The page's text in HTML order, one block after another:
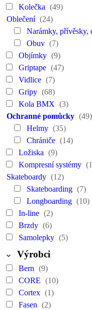
Kolečka (49)
Oblečení (24)
Narámky, přívěsky,
Obuv (7)
Objímky (9)
Griptape (47)
Vidlice (7)
Gripy (68)
Kola BMX (3)
Ochranné pomůcky (49)
Helmy (35)
Chrániče (14)
Ložiska (9)
Kompresní systémy
Skateboardy (12)
Skateboarding (7)
Longboarding (10)
In-line (2)
Brzdy (6)
Samolepky (5)
Výrobci
Bern (9)
CORE (10)
Cortex (1)
Fasen (2)